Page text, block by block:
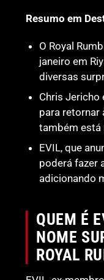
Resumo em
O Royal
janeiro em
diversas
Chris
para retornar
também está
EVIL, que
poderá fazer
adicionando
QUEM É
NOME
ROYAL